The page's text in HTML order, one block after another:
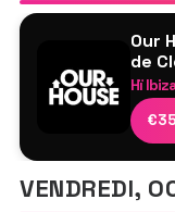
Kid
Our
de
Hï
€35
Brina
VENDREDI,